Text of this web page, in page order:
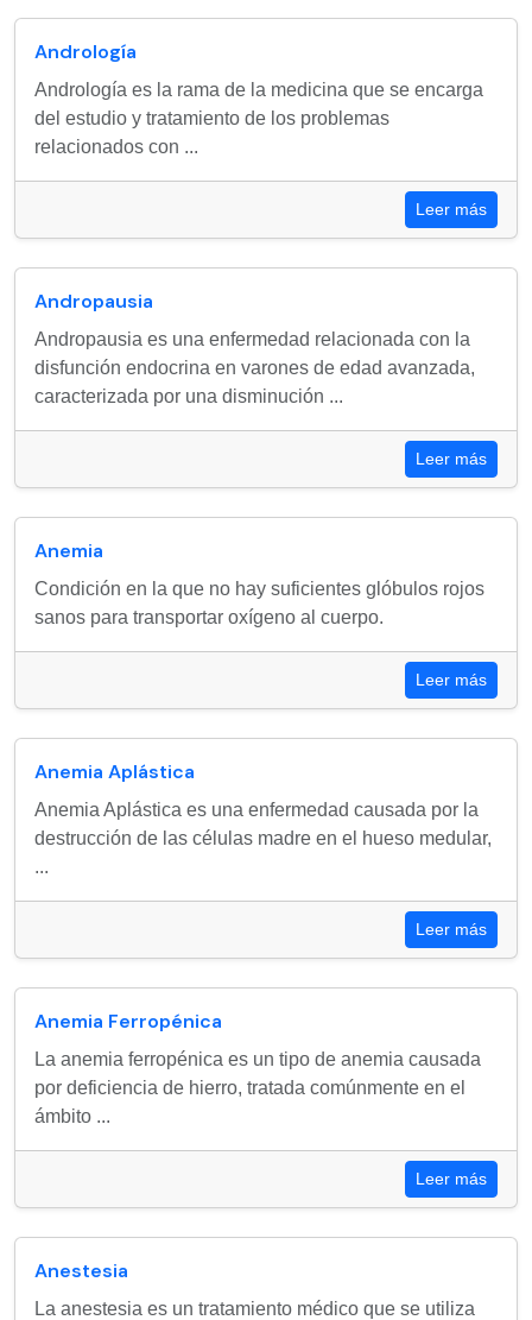
Andrología
Andrología es la rama de la medicina que se encarga
del estudio y tratamiento de los problemas
relacionados con ...
Leer más
Andropausia
Andropausia es una enfermedad relacionada con la
disfunción endocrina en varones de edad avanzada,
caracterizada por una disminución ...
Leer más
Anemia
Condición en la que no hay suficientes glóbulos rojos
sanos para transportar oxígeno al cuerpo.
Leer más
Anemia Aplástica
Anemia Aplástica es una enfermedad causada por la
destrucción de las células madre en el hueso medular,
...
Leer más
Anemia Ferropénica
La anemia ferropénica es un tipo de anemia causada
por deficiencia de hierro, tratada comúnmente en el
ámbito ...
Leer más
Anestesia
La anestesia es un tratamiento médico que se utiliza